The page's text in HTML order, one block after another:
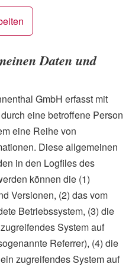
Daten und
GmbH erfasst mit
eine betroffene Person
eine Reihe von
Diese allgemeinen
in den Logfiles des
können die (1)
Versionen, (2) das vom
Betriebssystem, (3) die
System auf
Referrer), (4) die
zugreifendes System auf